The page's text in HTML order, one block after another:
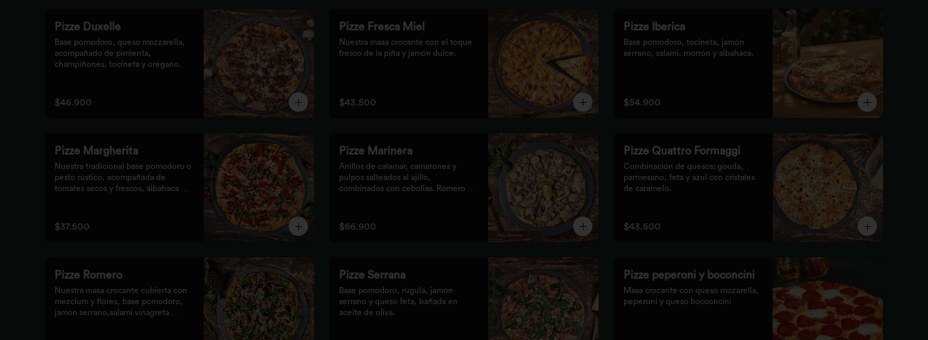
Pizze Duxelle
Base pomodoro, queso mozzarella,
acompañado de pimienta,
champiñones, tocineta y orégano.
$46.900
Pizze Fresca Miel
Nuestra masa crocante con el toque
fresco de la piña y jamón dulce.
$43.500
Pizze Iberica
Base pomodoro, tocineta, jamón
serrano, salami, morrón y albahaca.
$54.900
Pizze Margherita
Nuestra tradicional base pomodoro o
pesto rústico, acompañada de
tomates secos y frescos, albahaca y
$37.500
Pizze Marinera
Anillos de calamar, camarones y
pulpos salteados al ajillo,
combinados con cebollas. Romero al
$66.900
Pizze Quattro Formaggi
Combinación de quesos: gouda,
parmesano, feta y azul con cristales
de caramelo.
$43.500
Pizze Romero
Nuestra masa crocante cubierta con
mezclum y flores, base pomodoro,
jamón serrano,salami vinagreta
Pizze Serrana
Base pomodoro, rúgula, jamón
serrano y queso feta, bañada en
aceite de oliva.
Pizze peperoni y boconcini
Masa crocante con queso mozarella,
peperoni y queso bocconcini